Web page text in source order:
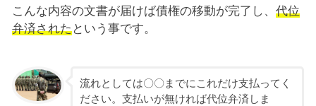
こんな内容の文書が届けば債権の移動が完了し、 代位
弁済されたという事です。
流れとしては〇〇までにこれだけ支払ってく
ださい。支払いが無ければ代位弁済しま